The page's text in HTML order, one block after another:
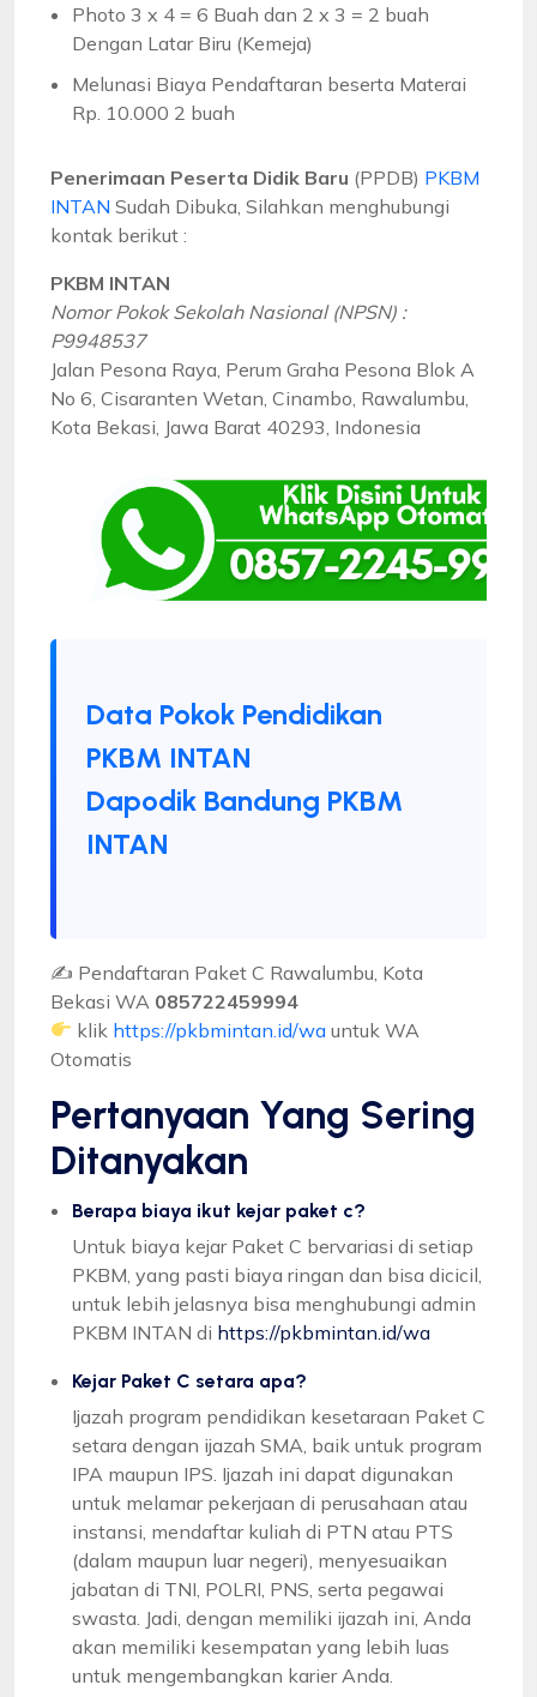
Photo 3 x 4 = 6 Buah dan 2 x 3 = 2 buah
Dengan Latar Biru (Kemeja)
Melunasi Biaya Pendaftaran beserta Materai
Rp. 10.000 2 buah
Penerimaan Peserta Didik Baru (PPDB) PKBM
INTAN Sudah Dibuka, Silahkan menghubungi
kontak berikut :
PKBM INTAN
Nomor Pokok Sekolah Nasional (NPSN) :
P9948537
Jalan Pesona Raya, Perum Graha Pesona Blok A
No 6, Cisaranten Wetan, Cinambo, Rawalumbu,
Kota Bekasi, Jawa Barat 40293, Indonesia
Data Pokok Pendidikan
PKBM INTAN
Dapodik Bandung PKBM
INTAN
✍ Pendaftaran Paket C Rawalumbu, Kota
Bekasi WA 085722459994
klik https://pkbmintan.id/wa untuk WA
Otomatis
Pertanyaan Yang Sering
Ditanyakan
Berapa biaya ikut kejar paket c?
Untuk biaya kejar Paket C bervariasi di setiap
PKBM, yang pasti biaya ringan dan bisa dicicil,
untuk lebih jelasnya bisa menghubungi admin
PKBM INTAN di https://pkbmintan.id/wa
Kejar Paket C setara apa?
Ijazah program pendidikan kesetaraan Paket C
setara dengan ijazah SMA, baik untuk program
IPA maupun IPS. Ijazah ini dapat digunakan
untuk melamar pekerjaan di perusahaan atau
instansi, mendaftar kuliah di PTN atau PTS
(dalam maupun luar negeri), menyesuaikan
jabatan di TNI, POLRI, PNS, serta pegawai
swasta. Jadi, dengan memiliki ijazah ini, Anda
akan memiliki kesempatan yang lebih luas
untuk mengembangkan karier Anda.